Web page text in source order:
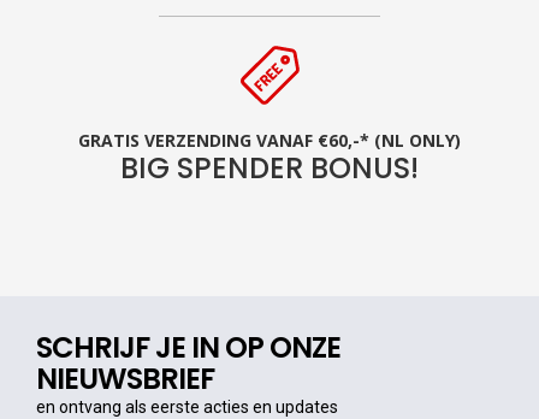
GRATIS VERZENDING VANAF €60,-* (NL ONLY)
BIG SPENDER BONUS!
SCHRIJF JE IN OP ONZE
NIEUWSBRIEF
en ontvang als eerste acties en updates